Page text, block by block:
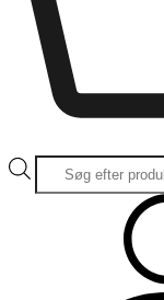
Products
search